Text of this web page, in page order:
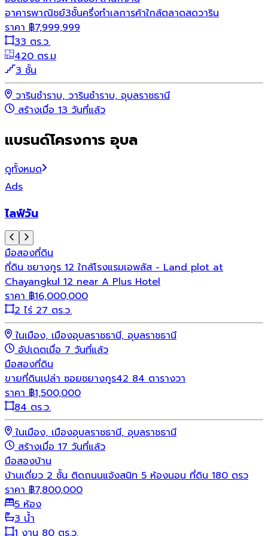
อาคารพาณิชย์3ชั้นครึ่งทำเลการค้าใกล้ตลาดสดวาริน
ราคา ฿7,999,999
33 ตร.ว.
420 ตร.ม
3 ชั้น
วารินชำราบ, วารินชำราบ, อุบลราชธานี
สร้างเมื่อ 13 วันที่แล้ว
แบรนด์โครงการ อุบล
ดูทั้งหมด
Ads
ไลฟ์วัน
มือสองที่ดิน
ที่ดิน ชยางกูร 12 ใกล้โรงแรมเอพลัส - Land plot at
Chayangkul 12 near A Plus Hotel
ราคา ฿16,000,000
2 ไร่ 27 ตร.ว.
ในเมือง, เมืองอุบลราชธานี, อุบลราชธานี
อัปเดตเมื่อ 7 วันที่แล้ว
มือสองที่ดิน
ขายที่ดินเปล่า ซอยชยางกูร42 84 ตารางวา
ราคา ฿1,500,000
84 ตร.ว.
ในเมือง, เมืองอุบลราชธานี, อุบลราชธานี
สร้างเมื่อ 17 วันที่แล้ว
มือสองบ้าน
บ้านเดี่ยว 2 ชั้น ติดถนนแจ้งสนิท 5 ห้องนอน ที่ดิน 180 ตรว
ราคา ฿7,800,000
5 ห้อง
3 น้ำ
1 งาน 80 ตร.ว.